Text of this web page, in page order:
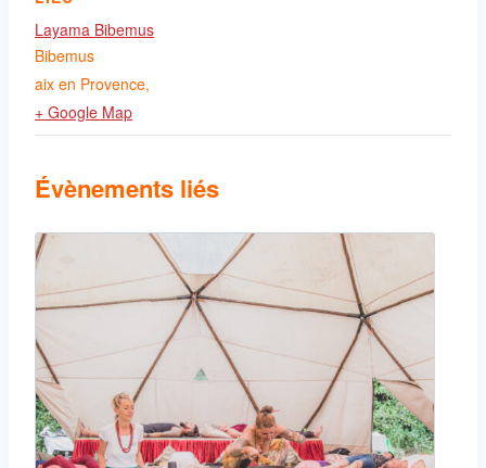
Layama Bibemus
Bibemus
aix en Provence,
+ Google Map
Évènements liés